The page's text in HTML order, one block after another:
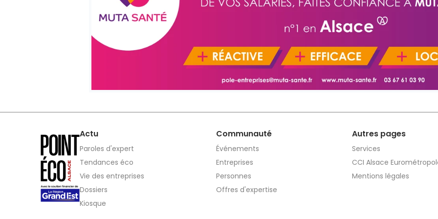
Actu
Paroles d'expert
Tendances éco
Vie des entreprises
Dossiers
Kiosque
Communauté
Événements
Entreprises
Personnes
Offres d'expertise
Autres pages
Services
CCI Alsace
Mentions légales